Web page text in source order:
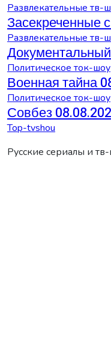
Развлекательные тв-
Засекреченные
Развлекательные тв-
Политическое ток-шоу
Военная тайна
Политическое ток-шоу
Совбез
Top-tvshou
Русские сериалы и